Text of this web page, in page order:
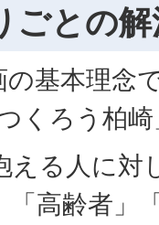
ごとの
基本理念
くろう柏
える人に対
「高齢者」